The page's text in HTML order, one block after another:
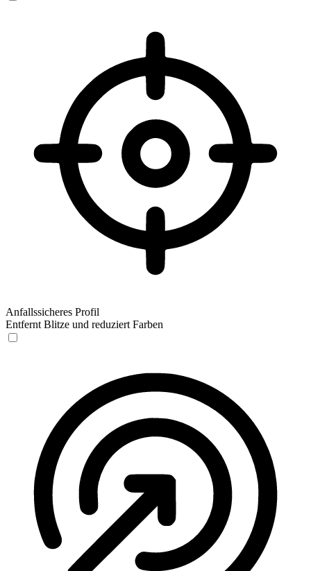
Anfallssicheres Profil
Entfernt Blitze und reduziert Farben